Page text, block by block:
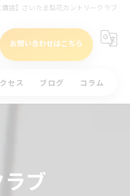
鷹店】さいたま梨花カントリークラブ
お問い合わせはこちら
セス ブログ コラム
ブ